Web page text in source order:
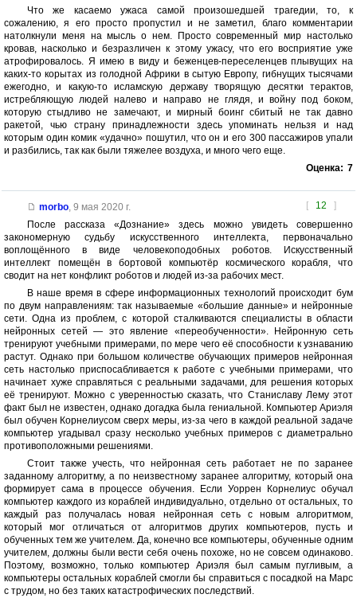
Что же касаемо ужаса самой произошедшей трагедии, то, к
сожалению, я его просто пропустил и не заметил, благо комментарии
натолкнули меня на мысль о нем. Просто современный мир настолько
кровав, насколько и безразличен к этому ужасу, что его восприятие уже
атрофировалось. Я имею в виду и беженцев-переселенцев плывущих на
каких-то корытах из голодной Африки в сытую Европу, гибнущих тысячами
ежегодно, и какую-то исламскую державу творящую десятки терактов,
истребляющую людей налево и направо не глядя, и войну под боком,
которую стыдливо не замечают, и мирный боинг сбитый не так давно
ракетой, чью страну принадлежности здесь упоминать нельзя и над
которым один комик «удачно» пошутил, что он и его 300 пассажиров упали
и разбились, так как были тяжелее воздуха, и много чего еще.
Оценка: 7
[ 12 ]
morbo, 9 мая 2020 г.
После рассказа «Дознание» здесь можно увидеть совершенно
закономерную судьбу искусственного интеллекта, первоначально
воплощённого в виде человекоподобных роботов. Искусственный
интеллект помещён в бортовой компьютёр космического корабля, что
сводит на нет конфликт роботов и людей из-за рабочих мест.
В наше время в сфере информационных технологий происходит бум
по двум направлениям: так называемые «большие данные» и нейронные
сети. Одна из проблем, с которой сталкиваются специалисты в области
нейронных сетей — это явление «переобученности». Нейронную сеть
тренируют учебными примерами, по мере чего её способности к узнаванию
растут. Однако при большом количестве обучающих примеров нейронная
сеть настолько приспосабливается к работе с учебными примерами, что
начинает хуже справляться с реальными задачами, для решения которых
её тренируют. Можно с уверенностью сказать, что Станиславу Лему этот
факт был не известен, однако догадка была гениальной. Компьютер Ариэля
был обучен Корнелиусом сверх меры, из-за чего в каждой реальной задаче
компьютер угадывал сразу несколько учебных примеров с диаметрально
противоположными решениями.
Стоит также учесть, что нейронная сеть работает не по заранее
заданному алгоритму, а по неизвестному заранее алгоритму, который она
формирует сама в процессе обучения. Если Уоррен Корнелиус обучал
компьютер каждого из кораблей индивидуально, отдельно от остальных, то
каждый раз получалась новая нейронная сеть с новым алгоритмом,
который мог отличаться от алгоритмов других компьютеров, пусть и
обученных тем же учителем. Да, конечно все компьютеры, обученные одним
учителем, должны были вести себя очень похоже, но не совсем одинаково.
Поэтому, возможно, только компьютер Ариэля был самым пугливым, а
компьютеры остальных кораблей смогли бы справиться с посадкой на Марс
с трудом, но без таких катастрофических последствий.